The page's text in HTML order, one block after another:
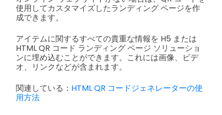
使用してカスタマイズしたランディング ページを作
成できます。
アイテムに関するすべての貴重な情報を H5 または
HTML QR コード ランディング ページ ソリューショ
ンに埋め込むことができます。これには画像、ビデ
オ、リンクなどが含まれます。
関連している： HTML QR コードジェネレーターの使
用方法